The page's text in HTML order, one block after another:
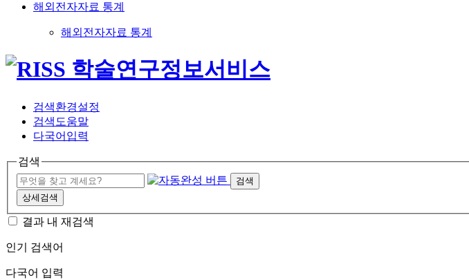
해외전자자료 통계
해외전자자료 통계
검색환경설정
검색도움말
다국어입력
검색
검색
상세검색
결과 내 재검색
인기 검색어
다국어 입력